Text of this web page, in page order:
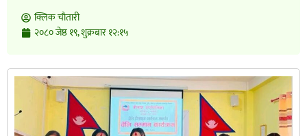
क्लिक चाैतारी
२०८० जेष्ठ १९, शुक्रबार १२:१५